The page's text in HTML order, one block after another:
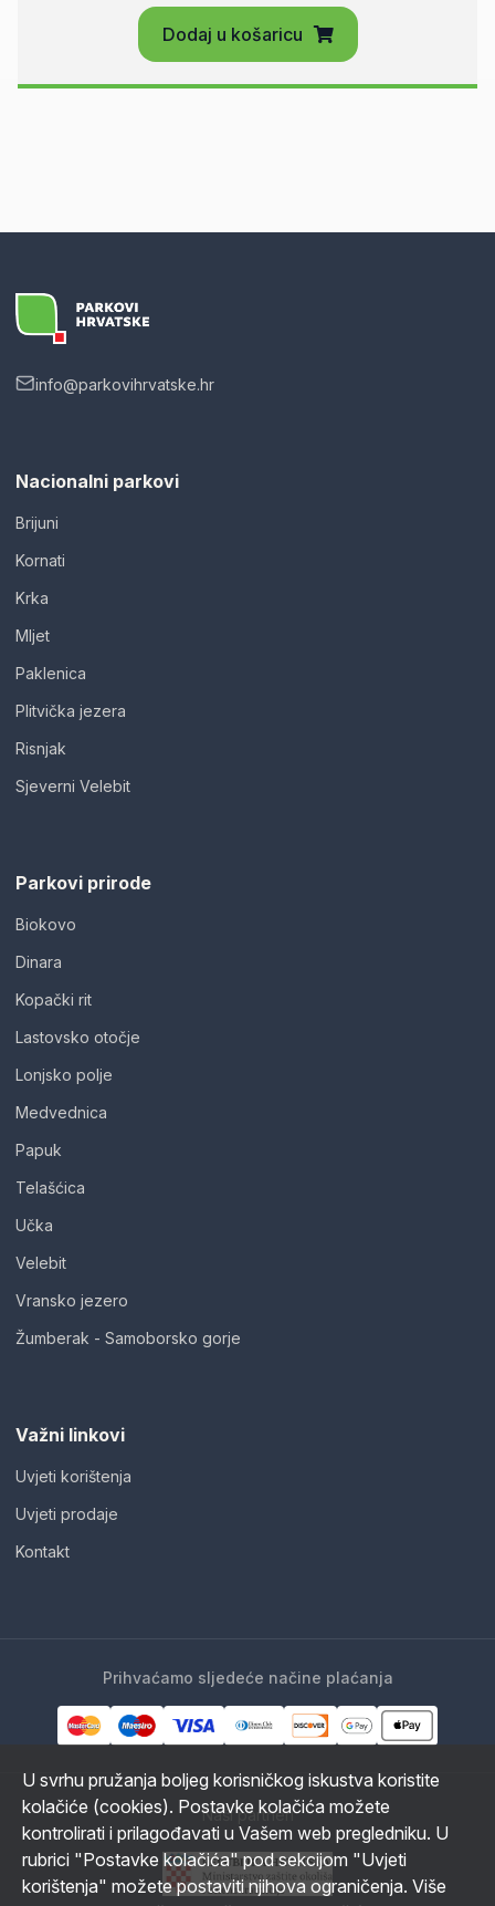
Dodaj u košaricu
info@parkovihrvatske.hr
Nacionalni parkovi
Brijuni
Kornati
Krka
Mljet
Paklenica
Plitvička jezera
Risnjak
Sjeverni Velebit
Parkovi prirode
Biokovo
Dinara
Kopački rit
Lastovsko otočje
Lonjsko polje
Medvednica
Papuk
Telašćica
Učka
Velebit
Vransko jezero
Žumberak - Samoborsko gorje
Važni linkovi
Uvjeti korištenja
Uvjeti prodaje
Kontakt
Prihvaćamo sljedeće načine plaćanja
Naši partneri
U svrhu pružanja boljeg korisničkog iskustva koristite
kolačiće (cookies). Postavke kolačića možete
kontrolirati i prilagođavati u Vašem web pregledniku. U
rubrici "Postavke kolačića" pod sekcijom "Uvjeti
korištenja" možete postaviti njihova ograničenja. Više